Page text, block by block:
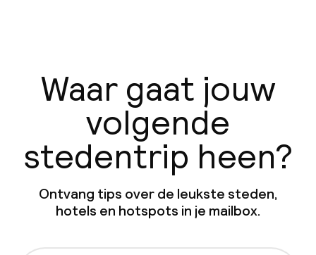
Waar gaat jouw
volgende
stedentrip heen?
Ontvang tips over de leukste steden,
hotels en hotspots in je mailbox.